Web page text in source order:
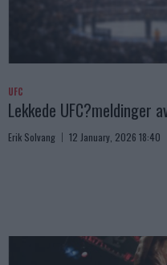
UFC
Lekkede UFC?meldinger
Erik Solvang 12 January, 2026 18:40